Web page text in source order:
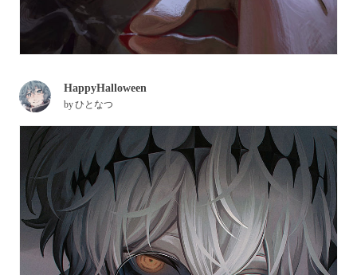
HappyHalloween
byひとなつ